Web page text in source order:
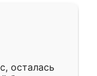
осталась